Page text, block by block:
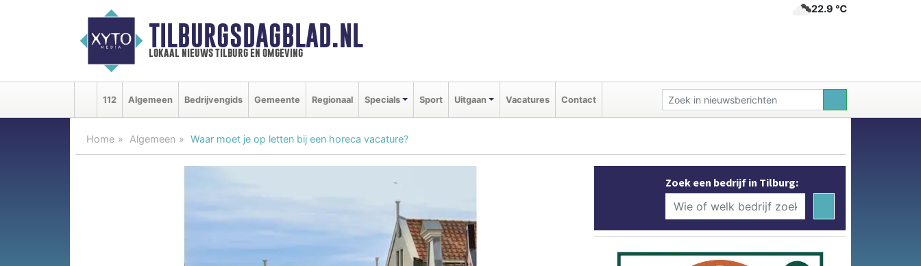
TILBURGSDAGBLAD.NL
lokaal nieuws tilburg en omgeving
22.9 ℃
112 Algemeen Bedrijvengids Gemeente Regionaal Specials Sport Uitgaan Vacatures Contact
Home Algemeen Waar moet je op letten bij een horeca vacature?
Zoek een bedrijf in Tilburg: